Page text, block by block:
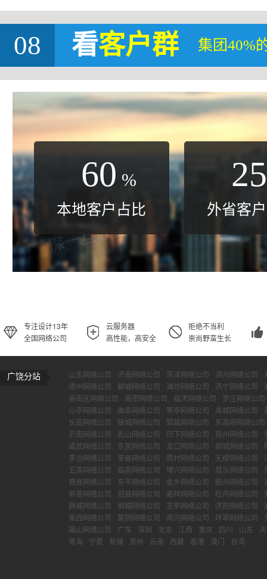
08 看客户群 集团40%
60 %
本地客户占比
25
外省客
专注设计13年
全国网络公司
云服务器
高性能，高安全
拒绝不当利
崇尚野蛮生长
广饶分站 山东网络公司 济南网络公司 菏泽网络公司 滨州网络公司
德州网络公司
聊城网络公司 潍坊网络公司 济宁网络公司
县南区网络公司
高密网络公司 临沭网络公司
罗庄网络公司
山亭网络公司
曲阜网络公司 寒亭网络公司 禹城网络公司
长岛网络公司
陵城网络公司 郓城网络公司
东昌府网络公司
沂南网络公司
乳山网络公司 历下网络公司 兖州网络公司
成武网络公司
东营网络公司 龙口网络公司 郯城网络公司
李沧网络公司
莘县网络公司 周村网络公司 无棣网络公司
五莲网络公司
临邑网络公司 博兴网络公司 昌乐网络公司
费县网络公司
东平网络公司 金乡网络公司 胶州网络公司
即墨网络公司
冠县网络公司 嘉祥网络公司 牡丹网络公司
薛城网络公司
钢城网络公司 芝罘网络公司 济阳网络公司
莱西网络公司
蒙阴网络公司 商河网络公司 环翠网络公司
福山网络公司
广东 深圳 北京 江西 重庆 四川 山东
青海
宁夏 新疆 贵州 云南 西藏 香港 澳门 台湾